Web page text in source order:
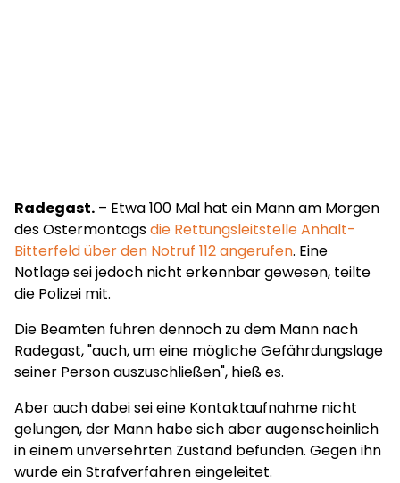
Radegast. – Etwa 100 Mal hat ein Mann am Morgen
des Ostermontagsdie Rettungsleitstelle Anhalt-
Bitterfeld über den Notruf 112 angerufen. Eine
Notlage sei jedoch nicht erkennbar gewesen, teilte
die Polizei mit.
Die Beamten fuhren dennoch zu dem Mann nach
Radegast, "auch, um eine mögliche Gefährdungslage
seiner Person auszuschließen", hieß es.
Aber auch dabei sei eine Kontaktaufnahme nicht
gelungen, der Mann habe sich aber augenscheinlich
in einem unversehrten Zustand befunden. Gegen ihn
wurde ein Strafverfahren eingeleitet.